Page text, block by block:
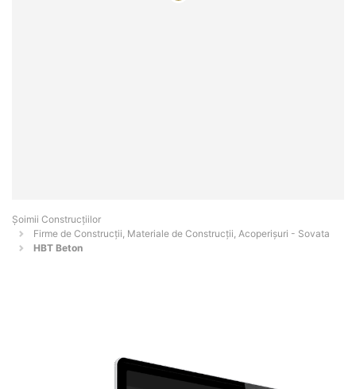
Șoimii Construcțiilor
Firme de Construcții, Materiale de Construcții, Acoperișuri - Sovata
HBT Beton